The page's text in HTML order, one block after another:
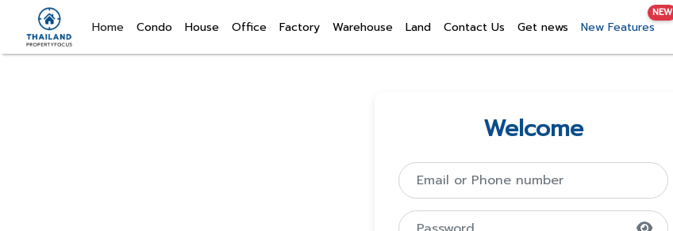
Home(current)
Condo House Office Factory Warehouse Land Contact Us Get news New Features
NEW
Welcome